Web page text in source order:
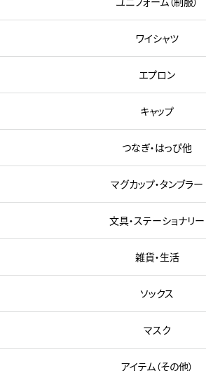
ワイシャツ
エプロン
キャップ
つなぎ・はっぴ他
マグカップ・タンブラー
文具・ステーショナリー
雑貨・生活
ソックス
マスク
アイテム（その他）